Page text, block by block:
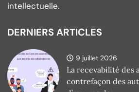
intellectuelle.
DERNIERS ARTICLES
9 juillet 2026
La recevabilité des
contrefaçon des